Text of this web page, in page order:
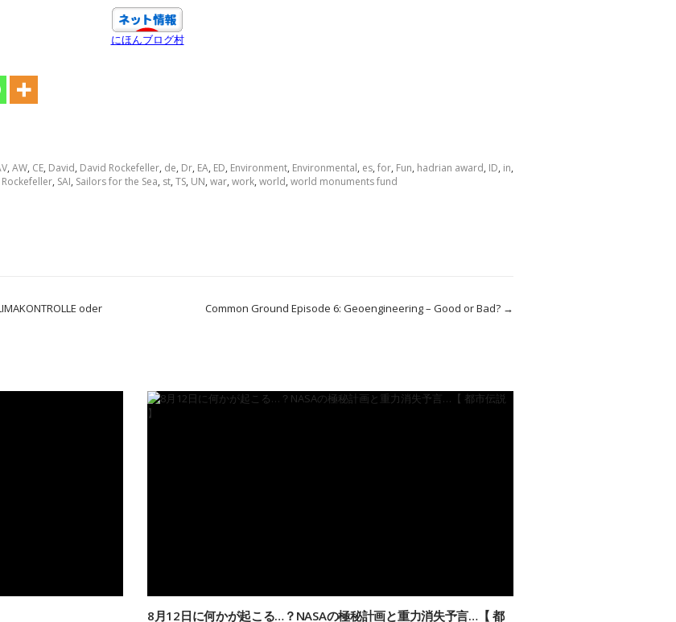
にほんブログ村
, AW, CE, David, David Rockefeller, de, Dr, EA, ED, Environment, Environmental, es, for, Fun, hadrian award, ID, in,
Rockefeller, SAI, Sailors for the Sea, st, TS, UN, war, work, world, world monuments fund
oder
Common Ground Episode 6: Geoengineering – Good or Bad? →
8月12日に何かが起こる…？NASAの極秘計画と重力消失予言…【 都